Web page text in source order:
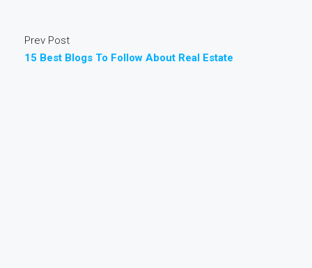
Prev Post
15 Best Blogs To Follow About Real Estate